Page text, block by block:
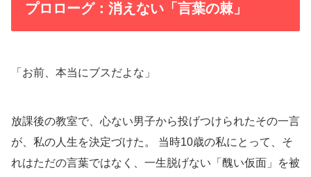
プロローグ：消えない「言葉の棘」
「お前、本当にブスだよな」
放課後の教室で、心ない男子から投げつけられたその一言
が、私の人生を決定づけた。 当時10歳の私にとって、そ
れはただの言葉ではなく、一生脱げない「醜い仮面」を被